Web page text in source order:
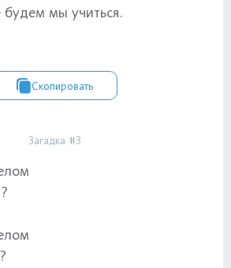
будем мы учиться.
Скопировать
Загадка #3